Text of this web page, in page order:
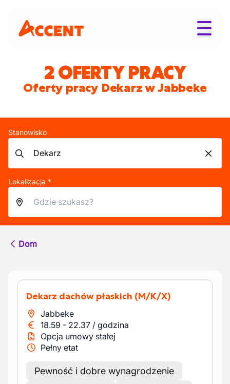
2 OFERTY PRACY
Oferty pracy Dekarz w Jabbeke
Stanowisko
Lokalizacja *
Dom
Dekarz dachów płaskich (M/K/X)
Jabbeke
18.59 - 22.37 / godzina
Opcja umowy stałej
Pełny etat
Pewność i dobre wynagrodzenie